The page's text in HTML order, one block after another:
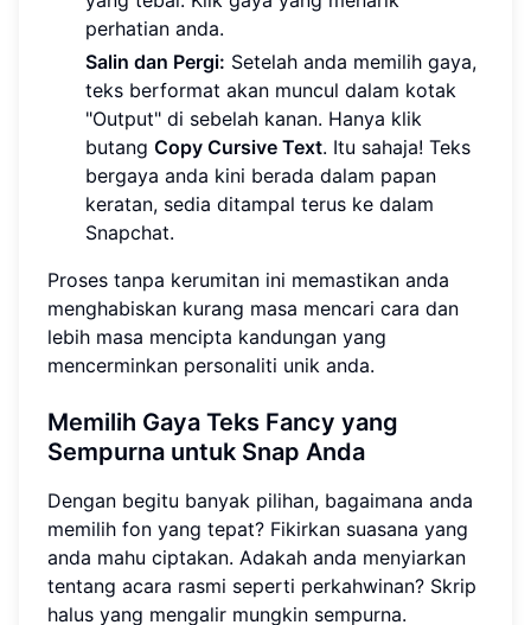
perhatian anda.
Salin dan Pergi: Setelah anda memilih gaya,
teks berformat akan muncul dalam kotak
"Output" di sebelah kanan. Hanya klik
butang Copy Cursive Text. Itu sahaja! Teks
bergaya anda kini berada dalam papan
keratan, sedia ditampal terus ke dalam
Snapchat.
Proses tanpa kerumitan ini memastikan anda
menghabiskan kurang masa mencari cara dan
lebih masa mencipta kandungan yang
mencerminkan personaliti unik anda.
Memilih Gaya Teks Fancy yang
Sempurna untuk Snap Anda
Dengan begitu banyak pilihan, bagaimana anda
memilih fon yang tepat? Fikirkan suasana yang
anda mahu ciptakan. Adakah anda menyiarkan
tentang acara rasmi seperti perkahwinan? Skrip
halus yang mengalir mungkin sempurna.